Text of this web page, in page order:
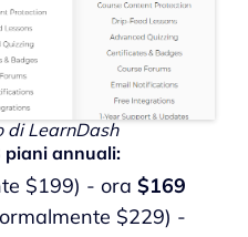
di LearnDash
piani annuali:
$199) - ora $169
$229) -